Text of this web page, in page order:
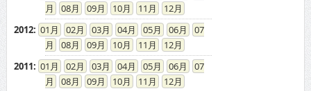
08
09 10 11
12
2012: 01 02 03 04 05 06
07
08
09 10 11
12
2011: 01 02 03 04 05 06
07
08
09 10 11
12